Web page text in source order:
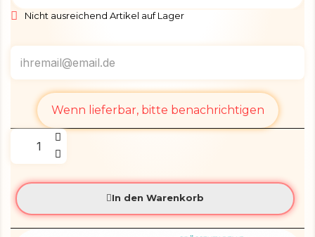
Nicht ausreichend Artikel auf Lager
Wenn lieferbar, bitte benachrichtigen
In den Warenkorb